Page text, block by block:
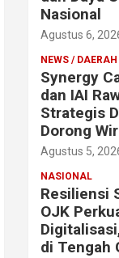
Nasional
Agustus 6,
NEWS / DAERAH
Synergy
dan IAI
Strategis
Dorong
Agustus 5,
NASIONAL
Resiliensi
OJK
di Tengah